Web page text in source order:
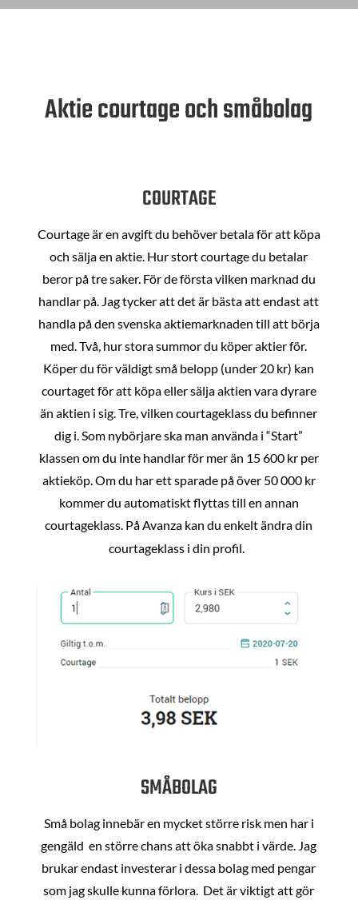
Aktie courtage och småbolag
COURTAGE
Courtage är en avgift du behöver betala för att köpa
och sälja en aktie. Hur stort courtage du betalar
beror på tre saker. För de första vilken marknad du
handlar på. Jag tycker att det är bästa att endast att
handla på den svenska aktiemarknaden till att börja
med. Två, hur stora summor du köper aktier för.
Köper du för väldigt små belopp (under 20 kr) kan
courtaget för att köpa eller sälja aktien vara dyrare
än aktien i sig. Tre, vilken courtageklass du befinner
dig i. Som nybörjare ska man använda i “Start”
klassen om du inte handlar för mer än 15 600 kr per
aktieköp. Om du har ett sparade på över 50 000 kr
kommer du automatiskt flyttas till en annan
courtageklass. På Avanza kan du enkelt ändra din
courtageklass i din profil.
SMÅBOLAG
Små bolag innebär en mycket större risk men har i
gengäld en större chans att öka snabbt i värde. Jag
brukar endast investerar i dessa bolag med pengar
som jag skulle kunna förlora. Det är viktigt att gör